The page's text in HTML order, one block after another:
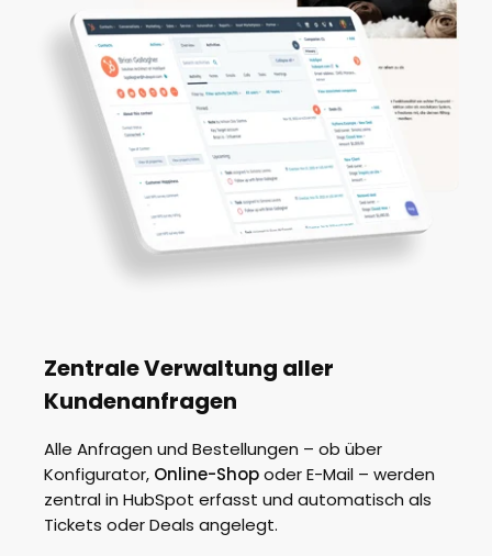
Zentrale Verwaltung aller
Kundenanfragen
Alle Anfragen und Bestellungen – ob über
Konfigurator, Online-Shopoder E-Mail – werden
zentral in HubSpot erfasst und automatisch als
Tickets oder Deals angelegt.